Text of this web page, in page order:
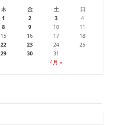
木 金 土 日
4月 »
1 2 3
4
8 9 10
11
15 16 17
18
22 23 24
25
29 30 31